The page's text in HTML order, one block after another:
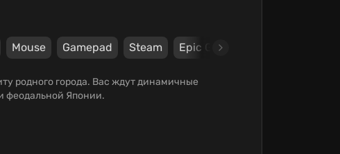
Mouse Gamepad Steam Epic Games Store
родного города. Вас ждут динамичные
феодальной Японии.